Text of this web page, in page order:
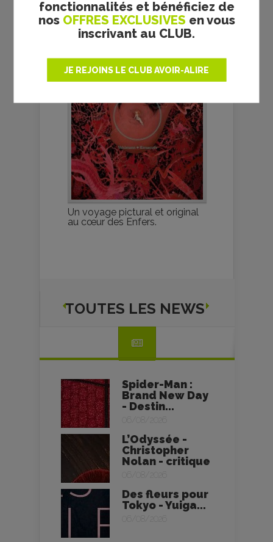
fonctionnalités et bénéficiez de
nos OFFRES EXCLUSIVES en vous
inscrivant au CLUB.
JE REJOINS LE CLUB AVOIR-ALIRE
BD
Un voyage pictural et original
au cœur des Enfers.
TOUTES LES NEWS
Spider-Man :
Brand New Day
- Destin...
06/08/2026
L’Odyssée -
Christopher
Nolan - critique
06/08/2026
Des fleurs pour
Tokyo - Yuiga...
06/08/2026